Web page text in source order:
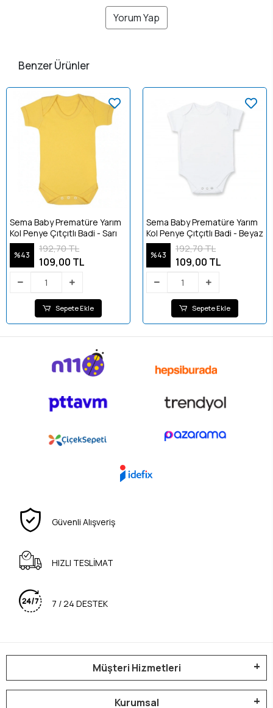
Yorum Yap
Benzer Ürünler
Sema Baby Prematüre Yarım
Kol Penye Çıtçıtlı Badi - Sarı
%43
192,70 TL
109,00 TL
Sepete Ekle
Sema Baby Prematüre Yarım
Kol Penye Çıtçıtlı Badi - Beyaz
%43
192,70 TL
109,00 TL
Sepete Ekle
Güvenli Alışveriş
HIZLI TESLİMAT
7 / 24 DESTEK
Müşteri Hizmetleri
Kurumsal